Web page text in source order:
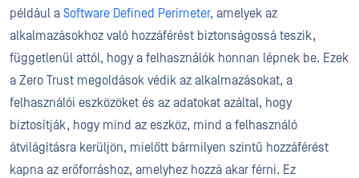
például a Software Defined Perimeter, amelyek az
alkalmazásokhoz való hozzáférést biztonságossá teszik,
függetlenül attól, hogy a felhasználók honnan lépnek be. Ezek
a Zero Trust megoldások védik az alkalmazásokat, a
felhasználói eszközöket és az adatokat azáltal, hogy
biztosítják, hogy mind az eszköz, mind a felhasználó
átvilágításra kerüljön, mielőtt bármilyen szintű hozzáférést
kapna az erőforráshoz, amelyhez hozzá akar férni. Ez